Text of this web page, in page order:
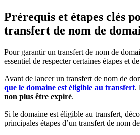
Prérequis et étapes clés
transfert de nom de
Pour garantir un transfert de nom de
essentiel de respecter certaines étapes et
Avant de lancer un transfert de nom de
que le domaine est éligible au transfert.
non plus être expiré.
Si le domaine est éligible au transfert,
principales étapes d’un transfert de nom